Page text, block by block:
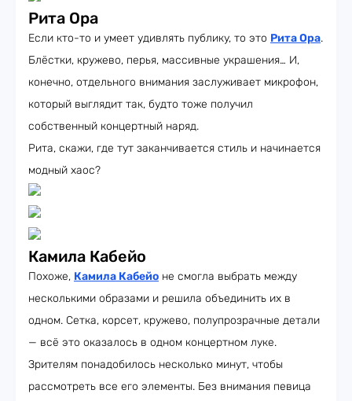
Рита Ора
Если кто-то и умеет удивлять публику, то это Рита Ора.
Блёстки, кружево, перья, массивные украшения… И,
конечно, отдельного внимания заслуживает микрофон,
который выглядит так, будто тоже получил
собственный концертный наряд.
Рита, скажи, где тут заканчивается стиль и начинается
модный хаос?
Камила Кабейо
Похоже, Камила Кабейо не смогла выбрать между
несколькими образами и решила объединить их в
одном. Сетка, корсет, кружево, полупрозрачные детали
— всё это оказалось в одном концертном луке.
Зрителям понадобилось несколько минут, чтобы
рассмотреть все его элементы. Без внимания певица